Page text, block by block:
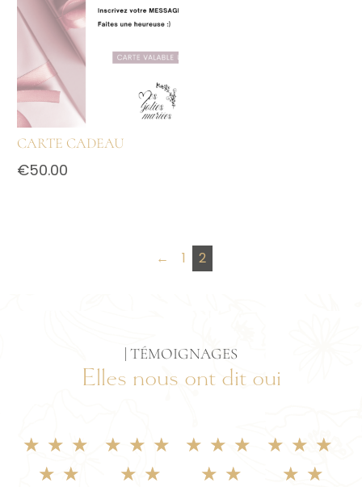
CARTE CADEAU
€50.00
← 1 2
| TÉMOIGNAGES
Elles nous ont dit oui
★ ★ ★
★ ★
★ ★ ★
★ ★
★ ★ ★
★ ★
★ ★ ★
★ ★